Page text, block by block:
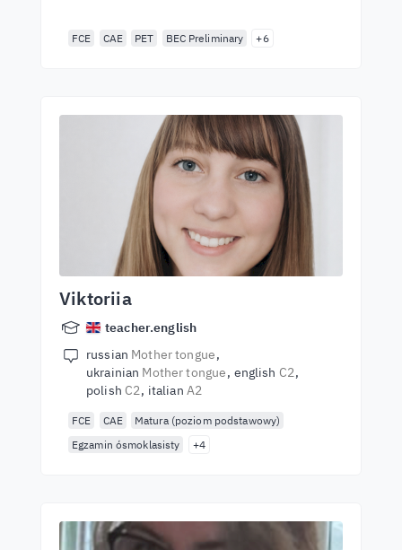
FCE CAE PET BEC Preliminary +6
Viktoriia
teacher.english
russian Mother tongue
ukrainian Mother tongue english C2
polish C2 italian A2
FCE CAE
Matura (poziom podstawowy)
Egzamin ósmoklasisty
+4